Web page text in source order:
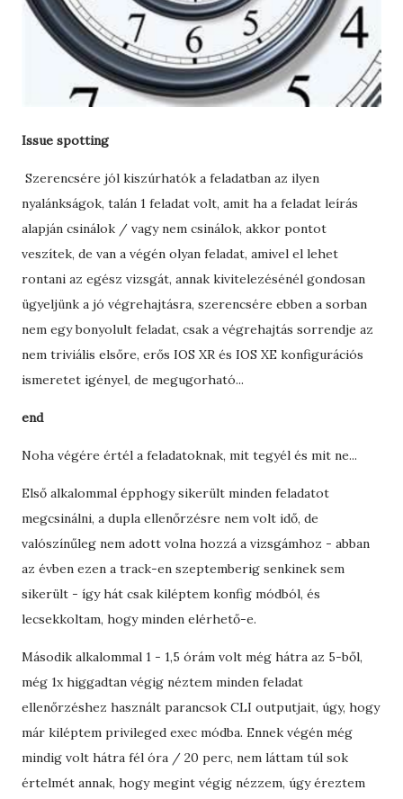
Issue spotting
Szerencsére jól kiszúrhatók a feladatban az ilyen
nyalánkságok, talán 1 feladat volt, amit ha a feladat leírás
alapján csinálok / vagy nem csinálok, akkor pontot
veszítek, de van a végén olyan feladat, amivel el lehet
rontani az egész vizsgát, annak kivitelezésénél gondosan
ügyeljünk a jó végrehajtásra, szerencsére ebben a sorban
nem egy bonyolult feladat, csak a végrehajtás sorrendje az
nem triviális elsőre, erős IOS XR és IOS XE konfigurációs
ismeretet igényel, de megugorható...
end
Noha végére értél a feladatoknak, mit tegyél és mit ne...
Első alkalommal épphogy sikerült minden feladatot
megcsinálni, a dupla ellenőrzésre nem volt idő, de
valószínűleg nem adott volna hozzá a vizsgámhoz - abban
az évben ezen a track-en szeptemberig senkinek sem
sikerült - így hát csak kiléptem konfig módból, és
lecsekkoltam, hogy minden elérhető-e.
Második alkalommal 1 - 1,5 órám volt még hátra az 5-ből,
még 1x higgadtan végig néztem minden feladat
ellenőrzéshez használt parancsok CLI outputjait, úgy, hogy
már kiléptem privileged exec módba. Ennek végén még
mindig volt hátra fél óra / 20 perc, nem láttam túl sok
értelmét annak, hogy megint végig nézzem, úgy éreztem